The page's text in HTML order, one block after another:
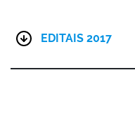
EDITAIS 2017